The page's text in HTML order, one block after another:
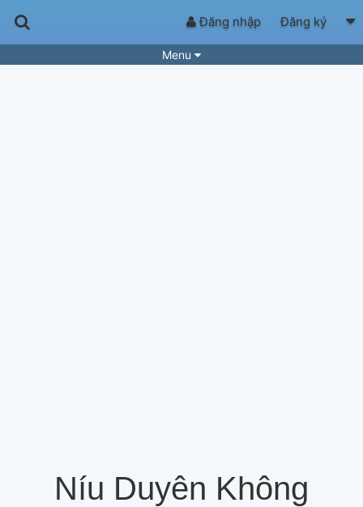
Đăng nhập Đăng ký
Menu
Níu Duyên Không